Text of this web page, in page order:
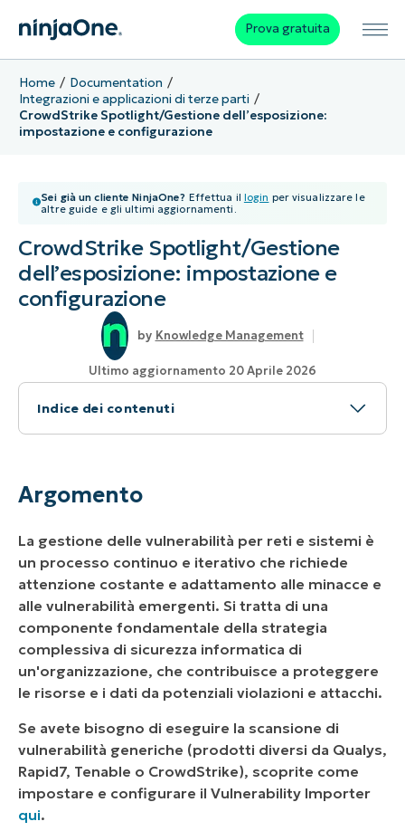
Prova gratuita
Home
Documentation
Integrazioni e applicazioni di terze parti
CrowdStrike Spotlight/Gestione dell’esposizione:
impostazione e configurazione
Sei già un cliente NinjaOne? Effettua il login per visualizzare le
altre guide e gli ultimi aggiornamenti.
CrowdStrike Spotlight/Gestione
dell’esposizione: impostazione e
configurazione
Knowledge Management
Ultimo aggiornamento 20 Aprile 2026
Indice dei contenuti
Argomento
Scarica o crea il gruppo di scansione per
NinjaOne
Abilitare l'integrazione della scansione di
CrowdStrike Spotlight in NinjaOne
Visualizza le vulnerabilità associate a
un'organizzazione
Argomento
La gestione delle vulnerabilità per reti e sistemi è
un processo continuo e iterativo che richiede
attenzione costante e adattamento alle minacce e
alle vulnerabilità emergenti. Si tratta di una
componente fondamentale della strategia
complessiva di sicurezza informatica di
un'organizzazione, che contribuisce a proteggere
le risorse e i dati da potenziali violazioni e attacchi.
Se avete bisogno di eseguire la scansione di
vulnerabilità generiche (prodotti diversi da Qualys,
Rapid7, Tenable o CrowdStrike), scoprite come
impostare e configurare il Vulnerability Importer
qui.